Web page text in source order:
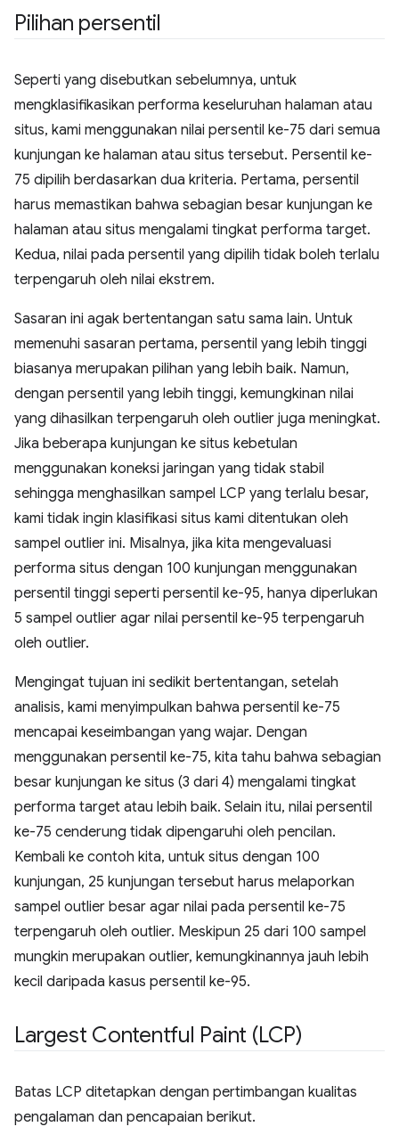
Pilihan persentil
Seperti yang disebutkan sebelumnya, untuk
mengklasifikasikan performa keseluruhan halaman atau
situs, kami menggunakan nilai persentil ke-75 dari semua
kunjungan ke halaman atau situs tersebut. Persentil ke-
75 dipilih berdasarkan dua kriteria. Pertama, persentil
harus memastikan bahwa sebagian besar kunjungan ke
halaman atau situs mengalami tingkat performa target.
Kedua, nilai pada persentil yang dipilih tidak boleh terlalu
terpengaruh oleh nilai ekstrem.
Sasaran ini agak bertentangan satu sama lain. Untuk
memenuhi sasaran pertama, persentil yang lebih tinggi
biasanya merupakan pilihan yang lebih baik. Namun,
dengan persentil yang lebih tinggi, kemungkinan nilai
yang dihasilkan terpengaruh oleh outlier juga meningkat.
Jika beberapa kunjungan ke situs kebetulan
menggunakan koneksi jaringan yang tidak stabil
sehingga menghasilkan sampel LCP yang terlalu besar,
kami tidak ingin klasifikasi situs kami ditentukan oleh
sampel outlier ini. Misalnya, jika kita mengevaluasi
performa situs dengan 100 kunjungan menggunakan
persentil tinggi seperti persentil ke-95, hanya diperlukan
5 sampel outlier agar nilai persentil ke-95 terpengaruh
oleh outlier.
Mengingat tujuan ini sedikit bertentangan, setelah
analisis, kami menyimpulkan bahwa persentil ke-75
mencapai keseimbangan yang wajar. Dengan
menggunakan persentil ke-75, kita tahu bahwa sebagian
besar kunjungan ke situs (3 dari 4) mengalami tingkat
performa target atau lebih baik. Selain itu, nilai persentil
ke-75 cenderung tidak dipengaruhi oleh pencilan.
Kembali ke contoh kita, untuk situs dengan 100
kunjungan, 25 kunjungan tersebut harus melaporkan
sampel outlier besar agar nilai pada persentil ke-75
terpengaruh oleh outlier. Meskipun 25 dari 100 sampel
mungkin merupakan outlier, kemungkinannya jauh lebih
kecil daripada kasus persentil ke-95.
Largest Contentful Paint (LCP)
Batas LCP ditetapkan dengan pertimbangan kualitas
pengalaman dan pencapaian berikut.